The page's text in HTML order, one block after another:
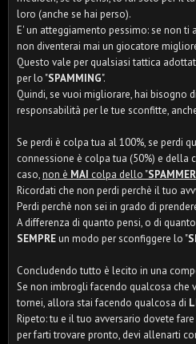
loro (anche se hai perso).
E' un atteggiamento pessimo: se non ti
non diventerai mai un giocatore
Questo vale per qualsiasi tattica
per lo "SPAMMING".
Quindi, se vuoi migliorare, hai bisogno
responsabilità per le tue sconfitte,
Se perdi è colpa tua al 100%, se perdi
connessione è colpa tua (50%) e della
caso,non è MAI colpa dello "SPAMMER
Ricordati che non perdi perchè il tuo
Perdi perchè non sei in grado di
A differenza di quanto pensi, o di
SEMPREun modo per sconfiggere lo "
Concludendo tutto è lecito in una
Se non imbrogli facendo qualcosa che
tornei, allora stai facendo qualcosa di
Ripeto: tu e il tuo avversario dovete
per farti trovare pronto, devi allenarti